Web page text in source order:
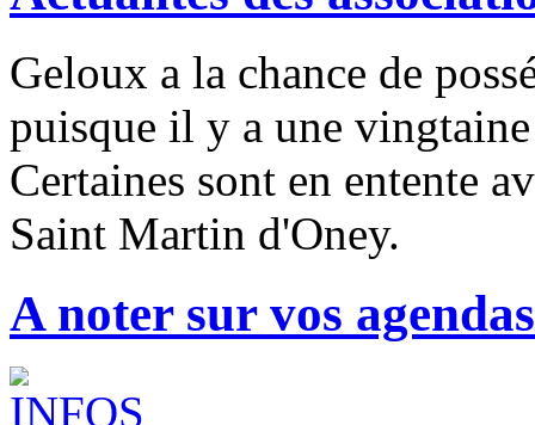
Geloux a la chance de
puisque il y a une
Certaines sont en entente
Saint Martin d'Oney.
A noter sur vos agendas